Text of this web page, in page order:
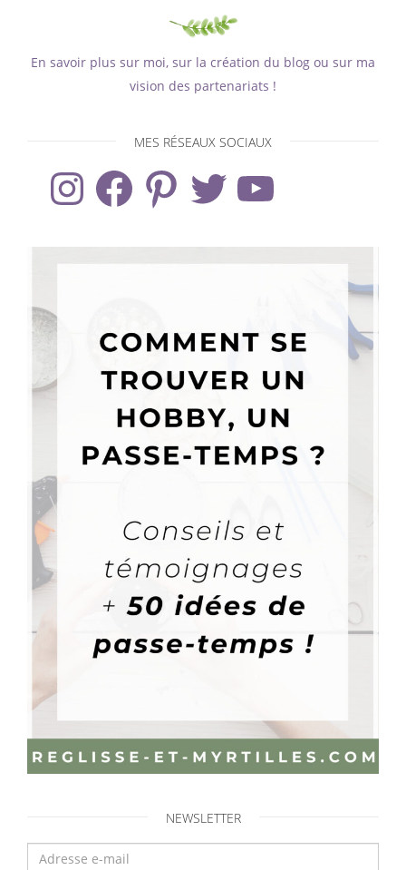
En savoir plus sur moi, sur la création du blog ou sur ma
vision des partenariats !
MES RÉSEAUX SOCIAUX
InstagramFacebook Pinterest Twitter
NEWSLETTER